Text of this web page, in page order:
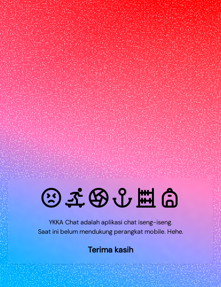
YKKA Chat adalah aplikasi chat iseng-iseng.
Saat ini belum mendukung perangkat mobile. Hehe.
Terima kasih